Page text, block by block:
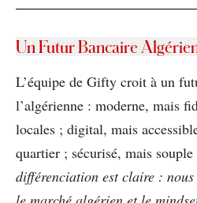
Un Futur Bancaire
L’équipe de Gifty croit à un
l’algérienne : moderne, mais
locales ; digital, mais
quartier ; sécurisé, mais souple
différenciation est claire :